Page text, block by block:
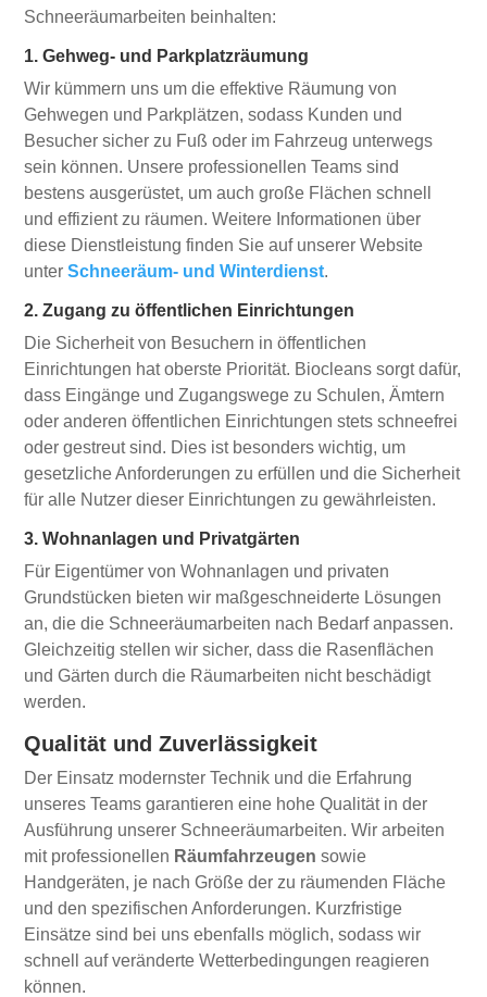
Schneeräumarbeiten beinhalten:
1. Gehweg- und Parkplatzräumung
Wir kümmern uns um die effektive Räumung von
Gehwegen und Parkplätzen, sodass Kunden und
Besucher sicher zu Fuß oder im Fahrzeug unterwegs
sein können. Unsere professionellen Teams sind
bestens ausgerüstet, um auch große Flächen schnell
und effizient zu räumen. Weitere Informationen über
diese Dienstleistung finden Sie auf unserer Website
unterSchneeräum- und Winterdienst.
2. Zugang zu öffentlichen Einrichtungen
Die Sicherheit von Besuchern in öffentlichen
Einrichtungen hat oberste Priorität. Biocleans sorgt dafür,
dass Eingänge und Zugangswege zu Schulen, Ämtern
oder anderen öffentlichen Einrichtungen stets schneefrei
oder gestreut sind. Dies ist besonders wichtig, um
gesetzliche Anforderungen zu erfüllen und die Sicherheit
für alle Nutzer dieser Einrichtungen zu gewährleisten.
3. Wohnanlagen und Privatgärten
Für Eigentümer von Wohnanlagen und privaten
Grundstücken bieten wir maßgeschneiderte Lösungen
an, die die Schneeräumarbeiten nach Bedarf anpassen.
Gleichzeitig stellen wir sicher, dass die Rasenflächen
und Gärten durch die Räumarbeiten nicht beschädigt
werden.
Qualität und Zuverlässigkeit
Der Einsatz modernster Technik und die Erfahrung
unseres Teams garantieren eine hohe Qualität in der
Ausführung unserer Schneeräumarbeiten. Wir arbeiten
mit professionellen Räumfahrzeugen sowie
Handgeräten, je nach Größe der zu räumenden Fläche
und den spezifischen Anforderungen. Kurzfristige
Einsätze sind bei uns ebenfalls möglich, sodass wir
schnell auf veränderte Wetterbedingungen reagieren
können.